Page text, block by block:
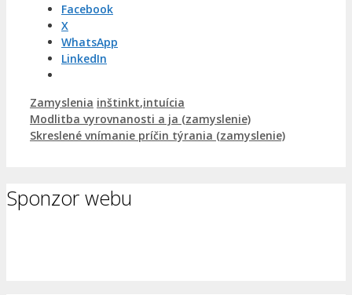
Facebook
X
WhatsApp
LinkedIn
Kategórie
Zamyslenia Značky
inštinkt,intuícia
Modlitba vyrovnanosti a ja (zamyslenie)
Skreslené vnímanie príčin týrania (zamyslenie)
Sponzor webu